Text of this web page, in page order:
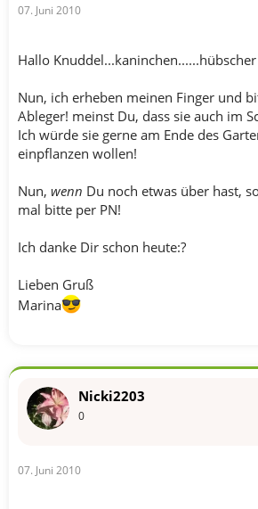
07. Juni 2010
Hallo
Nun, ich erheben meinen Finger und
Ableger! meinst Du, dass sie auch im
Ich würde sie gerne am Ende des
einpflanzen wollen!
Nun, wenn Du noch etwas über hast,
mal bitte per PN!
Ich danke Dir schon heute:?
Lieben Gruß
Marina
Nicki2203
0
07. Juni 2010